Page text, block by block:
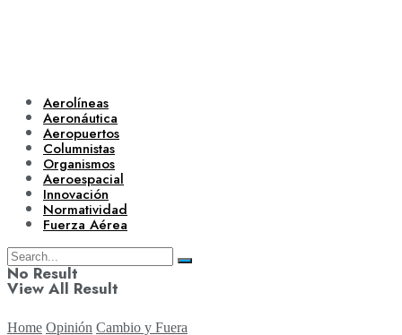
Aerolíneas
Aeronáutica
Aeropuertos
Columnistas
Organismos
Aeroespacial
Innovación
Normatividad
Fuerza Aérea
No Result
View All Result
Home Opinión Cambio y Fuera